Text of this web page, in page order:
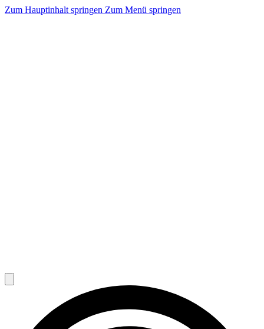
Zum Hauptinhalt springen Zum Menü springen